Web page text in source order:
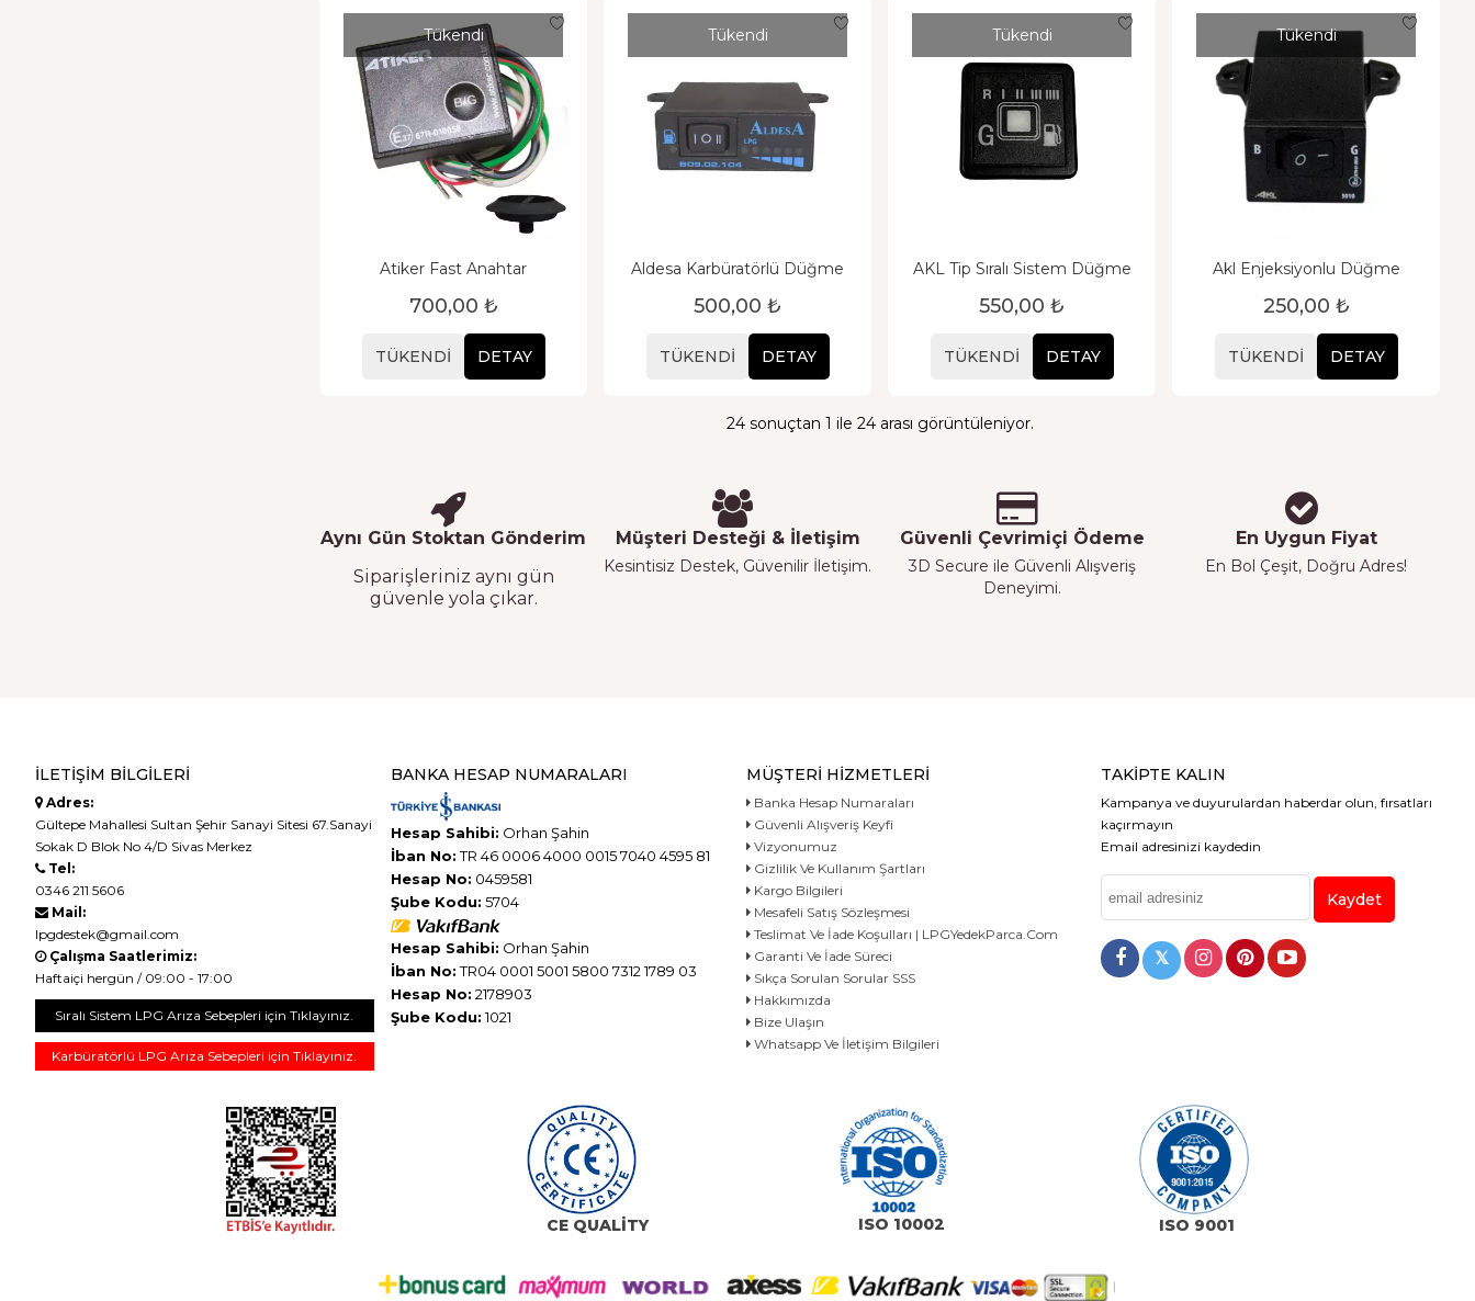
Tükendi
Atiker Fast Anahtar
700,00 ₺
TÜKENDI DETAY
Tükendi
Aldesa Karbüratörlü Düğme
500,00 ₺
TÜKENDI DETAY
Tükendi
AKL Tip Sıralı Sistem Düğme
550,00 ₺
TÜKENDI DETAY
Tükendi
Akl Enjeksiyonlu Düğme
250,00 ₺
TÜKENDI DETAY
24 sonuçtan 1 ile 24 arası görüntüleniyor.
Aynı Gün Stoktan Gönderim
Siparişleriniz aynı gün
güvenle yola çıkar.
Müşteri Desteği & İletişim
Kesintisiz Destek, Güvenilir İletişim.
Güvenli Çevrimiçi Ödeme
3D Secure ile Güvenli Alışveriş
Deneyimi.
En Uygun Fiyat
En Bol Çeşit, Doğru Adres!
İLETIŞIM BILGILERI
Adres:
Gültepe Mahallesi Sultan Şehir Sanayi Sitesi 67.Sanayi
Sokak D Blok No 4/D Sivas Merkez
Tel:
0346 211 5606
Mail:
lpgdestek@gmail.com
Çalışma Saatlerimiz:
Haftaiçi hergün / 09:00 - 17:00
Sıralı Sistem LPG Arıza Sebepleri için Tıklayınız.
Karbüratörlü LPG Arıza Sebepleri için Tıklayınız.
BANKA HESAP NUMARALARI
Hesap Sahibi: Orhan Şahin
İban No:TR 46 0006 4000 0015 7040 4595 81
Hesap No: 0459581
Şube Kodu: 5704
Hesap Sahibi: Orhan Şahin
İban No:TR04 0001 5001 5800 7312 1789 03
Hesap No: 2178903
Şube Kodu:1021
MÜŞTERI HIZMETLERI
Banka Hesap Numaraları
Güvenli Alışveriş Keyfi
Vizyonumuz
Gizlilik Ve Kullanım Şartları
Kargo Bilgileri
Mesafeli Satış Sözleşmesi
Teslimat Ve İade Koşulları | LPGYedekParca.com
Garanti Ve İade Süreci
Sıkça Sorulan Sorular SSS
Hakkımızda
Bize Ulaşın
Whatsapp Ve İletişim Bilgileri
TAKIPTE KALIN
Kampanya ve duyurulardan haberdar olun, fırsatları
kaçırmayın
Email adresinizi kaydedin
Kaydet
𝕏
CE QUALİTY ISO 10002 ISO 9001